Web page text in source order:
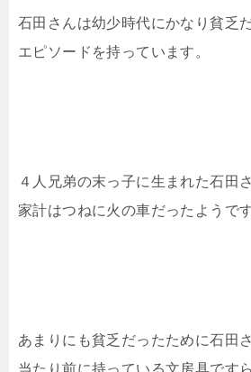
石田さんは幼少時代にかなり貧乏
エピソードを持っています。
４人兄弟の末っ子に生まれた石田
家計はつねに火の車だったようです
あまりにも貧乏だったために石田